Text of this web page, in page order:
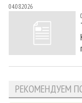
04.08.2026
РЕКОМЕНДУЕМ